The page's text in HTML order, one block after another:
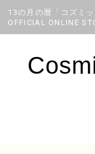
13の月の暦「コズミ
OFFICIAL ONLINE